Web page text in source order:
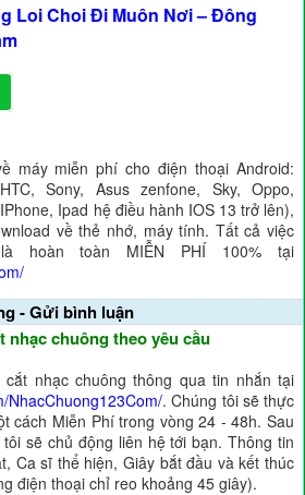
Loi Choi Đi Muôn Nơi – Đông
máy miễn phí cho điện thoại Android:
Sony, Asus zenfone, Sky, Oppo,
Ipad hệ điều hành IOS 13 trở lên),
về thẻ nhớ, máy tính. Tất cả việc
hoàn toàn MIỄN PHÍ 100% tại
- Gửi bình luận
nhạc chuông theo yêu cầu
nhạc chuông thông qua tin nhắn tại
NhacChuong123Com/. Chúng tôi sẽ thực
cách Miễn Phí trong vòng 24 - 48h. Sau
sẽ chủ động liên hệ tới bạn. Thông tin
Ca sĩ thể hiện, Giây bắt đầu và kết thúc
điện thoại chỉ reo khoảng 45 giây).